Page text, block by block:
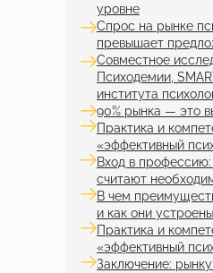
уровне
Спрос на рынке
превышает
Совместное
Психодемии,
института
90% рынка — это
Практика и
«эффективный
Вход в профессию:
считают
В чем
и как они устроены
Практика и
«эффективный
Заключение: